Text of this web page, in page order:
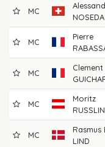
MC
NOSEDA
MC
Pierre
MC
Clement
MC
Moritz
MC
LIND